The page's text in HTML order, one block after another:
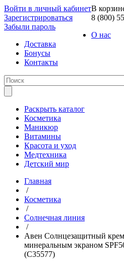
Войти в личный кабинет
Зарегистрироваться
Забыли пароль
В
8 (800)
О нас
Доставка
Бонусы
Контакты
Раскрыть каталог
Косметика
Маникюр
Витамины
Красота и уход
Медтехника
Детский мир
Главная
/
Косметика
/
Солнечная линия
/
Авен Солнцезащитный крем
минеральным экраном
(С35577)